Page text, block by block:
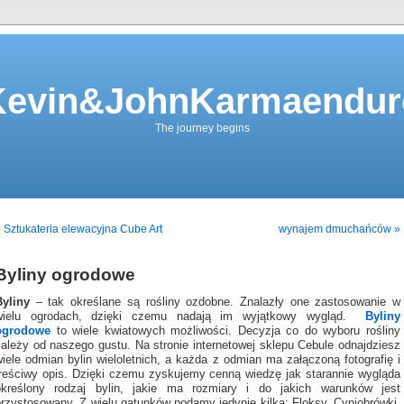
The journey begins
Sztukateria elewacyjna Cube Art wynajem dmuchańców »
ogrodowe
– tak określane są rośliny ozdobne. Znalazły one zastosowanie w
ogrodach, dzięki czemu nadają im wyjątkowy wygląd.
Byliny
to wiele kwiatowych możliwości. Decyzja co do wyboru rośliny
od naszego gustu. Na stronie internetowej sklepu Cebule odnajdziesz
odmian bylin wieloletnich, a każda z odmian ma załączoną fotografię i
opis. Dzięki czemu zyskujemy cenną wiedzę jak starannie wygląda
rodzaj bylin, jakie ma rozmiary i do jakich warunków jest